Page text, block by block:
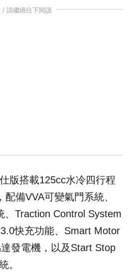
/ 請繼續往下閱讀
版搭載125cc水冷四行程
備VVA可變氣門系統、
、Traction Control System
快充功能、Smart Motor
發電機，以及Start Stop
。